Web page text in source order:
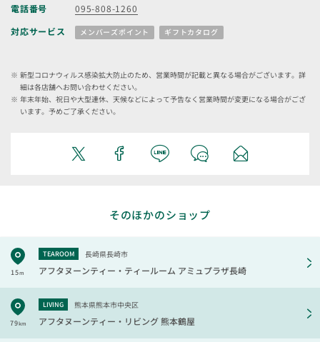
電話番号
095-808-1260
対応サービス
メンバーズポイント ギフトカタログ
新型コロナウィルス感染拡大防止のため、営業時間が記載と異なる場合がございます。詳
細は各店舗へお問い合わせください。
年末年始、祝日や大型連休、天候などによって予告なく営業時間が変更になる場合がござ
います。予めご了承ください。
そのほかのショップ
15m
TEAROOM 長崎県長崎市
アフタヌーンティー・ティールーム アミュプラザ長崎
79km
LIVING 熊本県熊本市中央区
アフタヌーンティー・リビング熊本鶴屋